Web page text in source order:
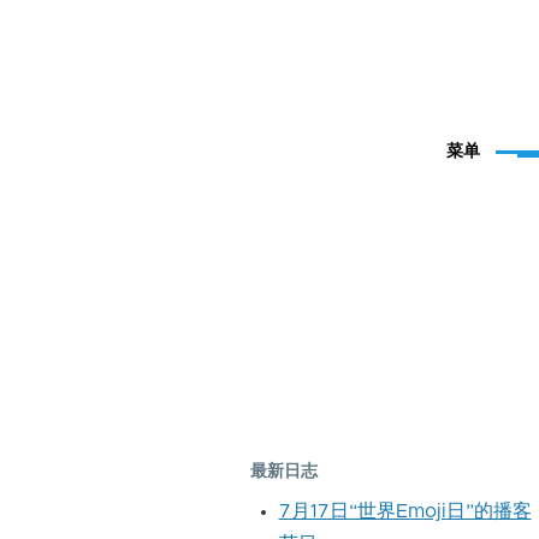
菜单
最新日志
7月17日“世界Emoji日”的播客